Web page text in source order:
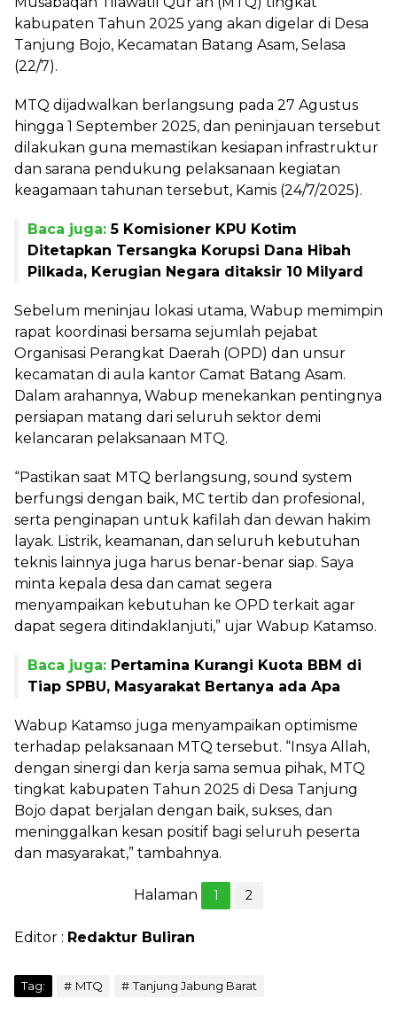
kabupaten Tahun 2025 yang akan digelar di Desa
Tanjung Bojo, Kecamatan Batang Asam, Selasa
(22/7).
MTQ dijadwalkan berlangsung pada 27 Agustus
hingga 1 September 2025, dan peninjauan tersebut
dilakukan guna memastikan kesiapan infrastruktur
dan sarana pendukung pelaksanaan kegiatan
keagamaan tahunan tersebut, Kamis (24/7/2025).
Baca juga:5 Komisioner KPU Kotim
Ditetapkan Tersangka Korupsi Dana Hibah
Pilkada, Kerugian Negara ditaksir 10 Milyard
Sebelum meninjau lokasi utama, Wabup memimpin
rapat koordinasi bersama sejumlah pejabat
Organisasi Perangkat Daerah (OPD) dan unsur
kecamatan di aula kantor Camat Batang Asam.
Dalam arahannya, Wabup menekankan pentingnya
persiapan matang dari seluruh sektor demi
kelancaran pelaksanaan MTQ.
“Pastikan saat MTQ berlangsung, sound system
berfungsi dengan baik, MC tertib dan profesional,
serta penginapan untuk kafilah dan dewan hakim
layak. Listrik, keamanan, dan seluruh kebutuhan
teknis lainnya juga harus benar-benar siap. Saya
minta kepala desa dan camat segera
menyampaikan kebutuhan ke OPD terkait agar
dapat segera ditindaklanjuti,” ujar Wabup Katamso.
Baca juga: Pertamina Kurangi Kuota BBM di
Tiap SPBU, Masyarakat Bertanya ada Apa
Wabup Katamso juga menyampaikan optimisme
terhadap pelaksanaan MTQ tersebut. “Insya Allah,
dengan sinergi dan kerja sama semua pihak, MTQ
tingkat kabupaten Tahun 2025 di Desa Tanjung
Bojo dapat berjalan dengan baik, sukses, dan
meninggalkan kesan positif bagi seluruh peserta
dan masyarakat,” tambahnya.
Halaman 1 2
Editor : Redaktur Buliran
Tag: MTQ Tanjung Jabung Barat